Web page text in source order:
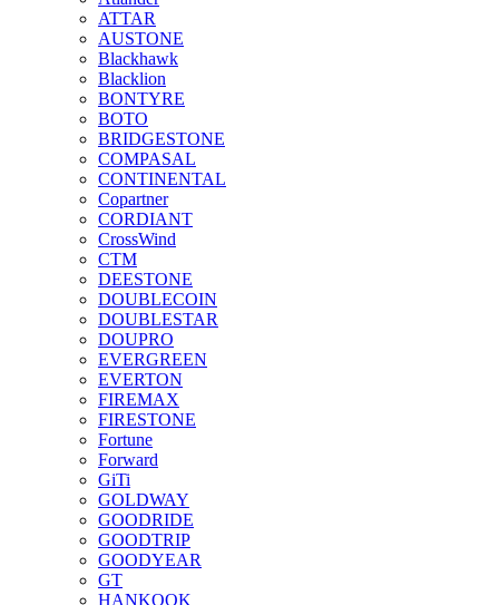
ATTAR
AUSTONE
Blackhawk
Blacklion
BONTYRE
BOTO
BRIDGESTONE
COMPASAL
CONTINENTAL
Copartner
CORDIANT
CrossWind
CTM
DEESTONE
DOUBLECOIN
DOUBLESTAR
DOUPRO
EVERGREEN
EVERTON
FIREMAX
FIRESTONE
Fortune
Forward
GiTi
GOLDWAY
GOODRIDE
GOODTRIP
GOODYEAR
GT
HANKOOK